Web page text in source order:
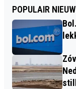
POPULAIR